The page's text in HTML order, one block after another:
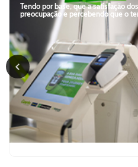
Tendo por base, que a satisfação
preocupação e percebendo que o
precioso, a Guerin decidiu
100% digital e autónomo. Desde a
veículo, todo o processo de
kiosks e dispensadores, adaptados